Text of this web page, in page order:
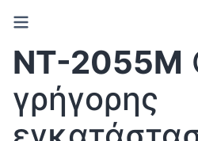
NT-2055M
γρήγορης